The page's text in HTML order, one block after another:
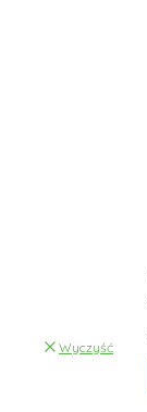
Wyczyść